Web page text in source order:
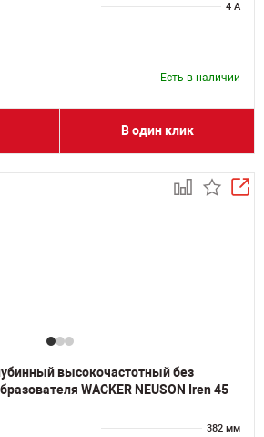
4 А
Есть в наличии
В один клик
высокочастотный без
WACKER NEUSON Iren 45
382 мм